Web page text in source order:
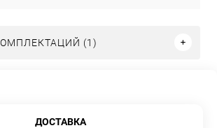
(1)
ДОСТАВКА